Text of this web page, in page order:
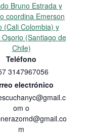
Bruno Estrada y
coordina Emerson
(Cali Colombia) y
(Santiago de
Chile)
Teléfono
3147967056
electrónico
om o
m